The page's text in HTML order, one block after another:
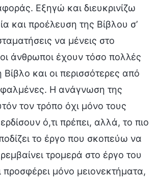
Εξηγώ και διευκρινίζω
και προέλευση της Βίβλου σ’
να μένεις στο
οι άνθρωποι έχουν τόσο πολλές
Βίβλο και οι περισσότερες από
Η ανάγνωση της
τον τρόπο όχι μόνο τους
ό,τι πρέπει, αλλά, το πιο
το έργο που σκοπεύω να
τρομερά στο έργο του
προσφέρει μόνο μειονεκτήματα,